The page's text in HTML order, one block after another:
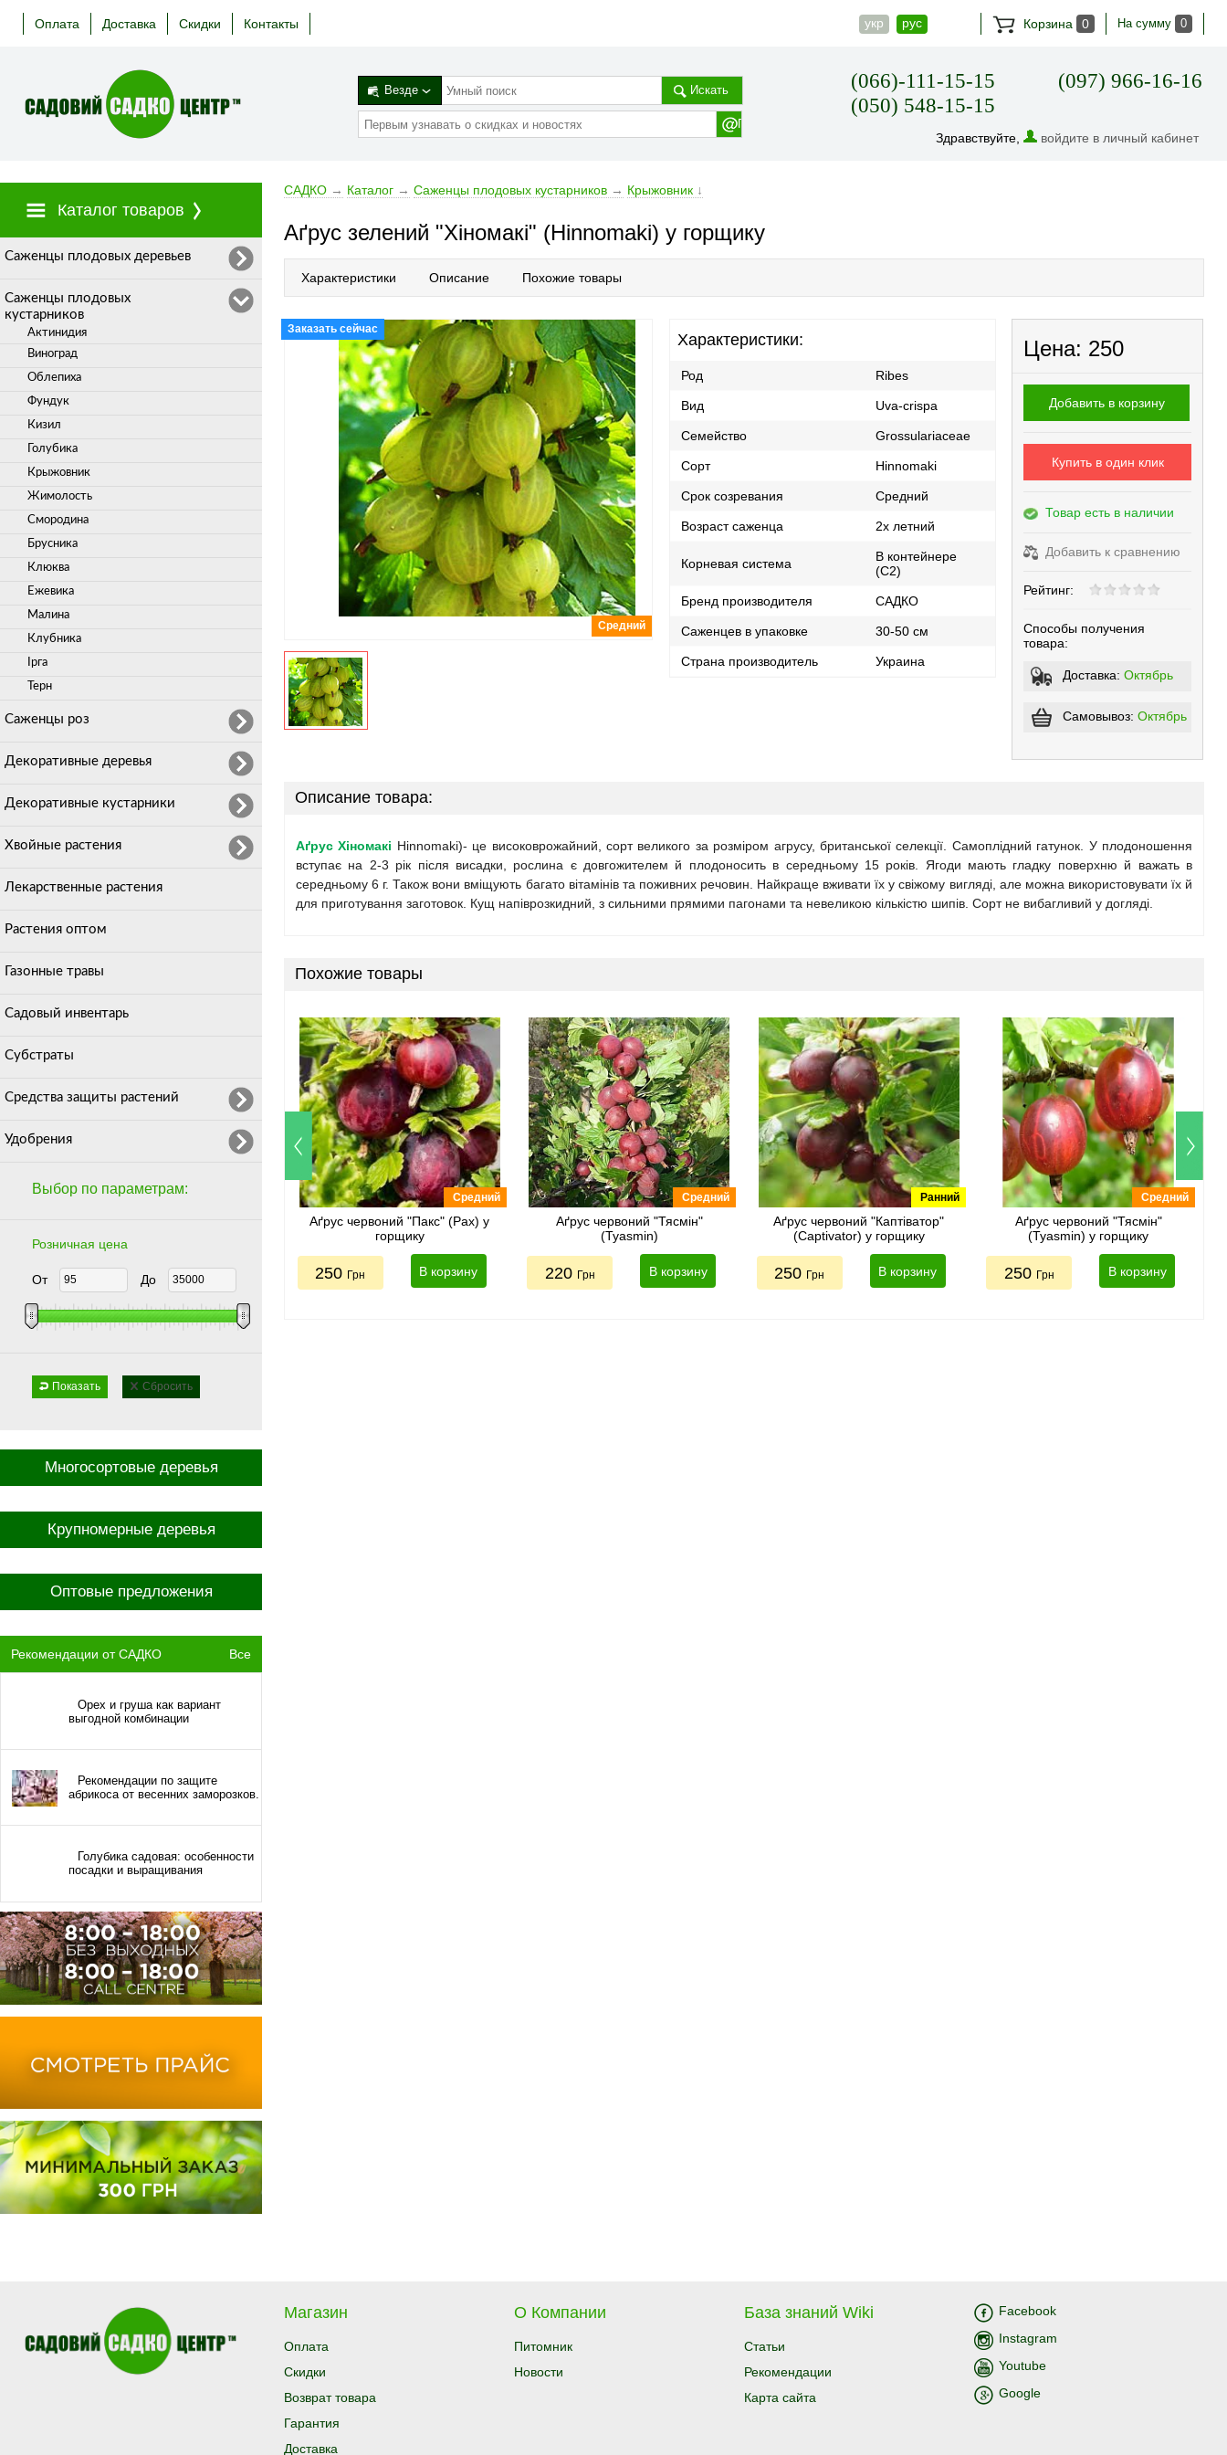
Оплата Доставка Скидки Контакты укр рус Корзина 0 На сумму 0
Везде Искать
(066)-111-15-15
(050) 548-15-15
(097) 966-16-16
Здравствуйте, войдите в личный кабинет
Каталог товаров
Cаженцы плодовых деревьев
Саженцы плодовых
кустарников
Актинидия
Виноград
Облепиха
Фундук
Кизил
Голубика
Крыжовник
Жимолость
Смородина
Брусника
Клюква
Ежевика
Малина
Клубника
Ірга
Терн
Саженцы роз
Декоративные деревья
Декоративные кустарники
Хвойные растения
Лекарственные растения
Растения оптом
Газонные травы
Садовый инвентарь
Субстраты
Средства защиты растений
Удобрения
Многосортовые деревья
Крупномерные деревья
Оптовые предложения
Рекомендации от САДКО Все
Орех и груша как вариант
выгодной комбинации
Рекомендации по защите
абрикоса от весенних заморозков.
Голубика садовая: особенности
посадки и выращивания
Выбор по параметрам:
Розничная цена
От До
Показать Сбросить
САДКО → Каталог → Саженцы плодовых кустарников → Крыжовник ↓
Аґрус зелений "Хіномакі" (Hinnomaki) у горщику
Характеристики Описание Похожие товары
Заказать сейчас
Средний
Характеристики:
Род Ribes
Вид Uva-crispa
Семейство Grossulariaceae
Сорт Hinnomaki
Срок созревания Средний
Возраст саженца 2х летний
Корневая система
В контейнере
(С2)
Бренд производителя САДКО
Саженцев в упаковке 30-50 cм
Страна производитель Украина
Цена: 250
Добавить в корзину
Купить в один клик
Товар есть в наличии
Добавить к сравнению
Рейтинг:
Способы получения
товара:
Доставка: Октябрь
Самовывоз: Октябрь
Описание товара:
Аґрус Хіномакі Hinnomaki)- це високоврожайний, сорт великого за розміром агрусу, британської селекції. Самоплідний гатунок. У плодоношення
вступає на 2-3 рік після висадки, рослина є довгожителем й плодоносить в середньому 15 років. Ягоди мають гладку поверхню й важать в
середньому 6 г. Також вони вміщують багато вітамінів та поживних речовин. Найкраще вживати їх у свіжому вигляді, але можна використовувати їх й
для приготування заготовок. Кущ напіврозкидний, з сильними прямими пагонами та невеликою кількістю шипів. Сорт не вибагливий у догляді.
Похожие товары
Средний
Аґрус червоний "Пакс" (Pax) у
горщику
250 Грн В корзину
Средний
Аґрус червоний "Тясмін"
(Tyasmin)
220 Грн В корзину
Ранний
Аґрус червоний "Каптіватор"
(Captivator) у горщику
250 Грн В корзину
Средний
Аґрус червоний "Тясмін"
(Tyasmin) у горщику
250 Грн В корзину
Магазин
Оплата
Скидки
Возврат товара
Гарантия
Доставка
О Компании
Питомник
Новости
База знаний Wiki
Статьи
Рекомендации
Карта сайта
Facebook
Instagram
Youtube
Google